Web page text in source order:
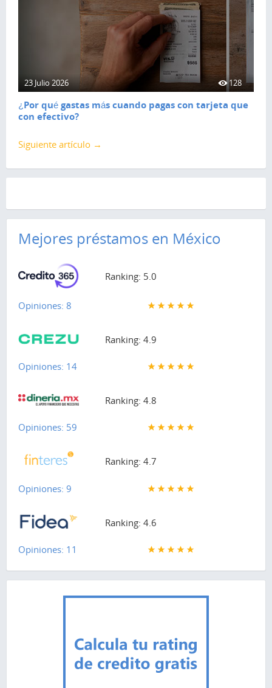
23 Julio 2026 128
¿Por qué gastas más cuando pagas con tarjeta que
con efectivo?
Siguiente artículo →
Mejores préstamos en México
Ranking: 5.0
Opiniones: 8
Ranking: 4.9
Opiniones: 14
Ranking: 4.8
Opiniones: 59
Ranking: 4.7
Opiniones: 9
Ranking: 4.6
Opiniones: 11